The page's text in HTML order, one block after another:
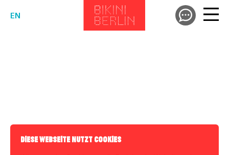
EN
DIESE WEBSEITE NUTZT COOKIES